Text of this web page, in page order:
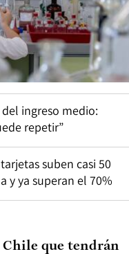
ingreso medio:
repetir”
suben casi 50
y ya superan el 70%
Chile que tendrán